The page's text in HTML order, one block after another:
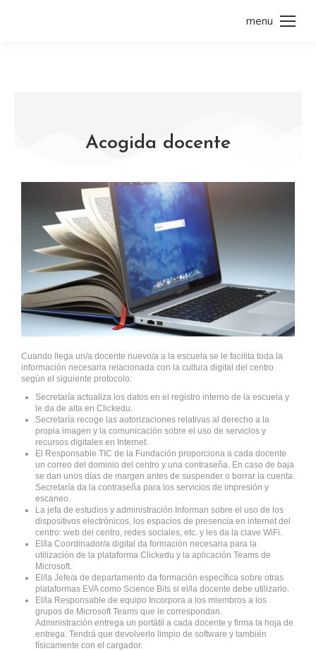
menu
Acogida docente
Cuando llega un/a docente nuevo/a a la escuela se le facilita toda la
información necesaria relacionada con la cultura digital del centro
según el siguiente protocolo:
Secretaría actualiza los datos en el registro interno de la escuela y
le da de alta en Clickedu.
Secretaría recoge las autorizaciones relativas al derecho a la
propia imagen y la comunicación sobre el uso de servicios y
recursos digitales en Internet.
El Responsable TIC de la Fundación proporciona a cada docente
un correo del dominio del centro y una contraseña. En caso de baja
se dan unos días de margen antes de suspender o borrar la cuenta.
Secretaría da la contraseña para los servicios de impresión y
escaneo.
La jefa de estudios y administración Informan sobre el uso de los
dispositivos electrónicos, los espacios de presencia en internet del
centro: web del centro, redes sociales, etc. y les da la clave WiFi.
El/la Coordinador/a digital da formación necesaria para la
utilización de la plataforma Clickedu y la aplicación Teams de
Microsoft.
El/la Jefe/a de departamento da formación específica sobre otras
plataformas EVA como Science Bits si el/la docente debe utilizarlo.
El/la Responsable de equipo Incorpora a los miembros a los
grupos de Microsoft Teams que le correspondan.
Administración entrega un portátil a cada docente y firma la hoja de
entrega. Tendrá que devolverlo limpio de software y también
físicamente con el cargador.